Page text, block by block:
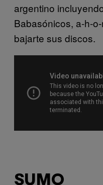
argentino
Babasónicos, a-h-
bajarte sus discos.
SUMO